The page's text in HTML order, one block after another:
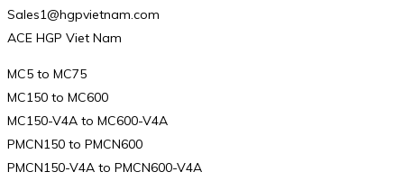
Sales1@hgpvietnam.com
ACE HGP Viet Nam
MC5 to MC75
MC150 to MC600
MC150-V4A to MC600-V4A
PMCN150 to PMCN600
PMCN150-V4A to PMCN600-V4A